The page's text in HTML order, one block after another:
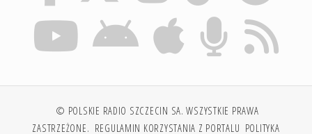
© POLSKIE RADIO SZCZECIN SA. WSZYSTKIE PRAWA
ZASTRZEŻONE. REGULAMIN KORZYSTANIA Z PORTALU POLITYKA